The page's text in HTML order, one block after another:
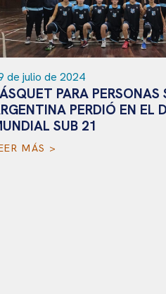
de julio de 2024
PARA PERSONAS
PERDIÓ EN EL
SUB 21
MÁS >